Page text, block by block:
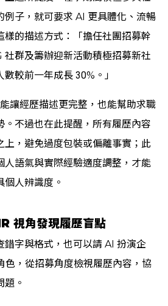
例子，就可要求 AI 更具體化、流暢
樣的描述方式：「擔任社團招募幹
群及籌辦迎新活動積極招募新社
較前一年成長 30%。」
讓經歷描述更完整，也能幫助求職
。不過也在此提醒，所有履歷內容
上，避免過度包裝或偏離事實；此
人語氣與實際經驗適度調整，才能
個人辨識度。
視角發現履歷盲點
錯字與格式，也可以請 AI 扮演企
色，從招募角度檢視履歷內容，協
題。